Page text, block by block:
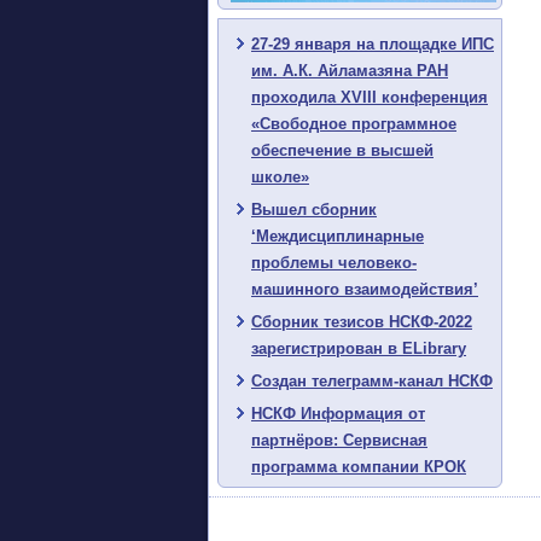
27-29 января на площадке ИПС
им. А.К. Айламазяна РАН
проходила XVIII конференция
«Свободное программное
обеспечение в высшей
школе»
Вышел сборник
‘Междисциплинарные
проблемы человеко-
машинного взаимодействия’
Сборник тезисов НСКФ-2022
зарегистрирован в ELibrary
Создан телеграмм-канал НСКФ
НСКФ Информация от
партнёров: Сервисная
программа компании КРОК